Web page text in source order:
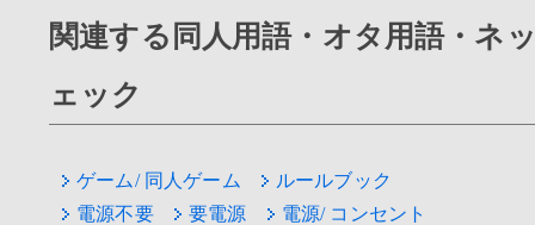
関連する同人用語・オタ用語・ネ
ェック
ゲーム/ 同人ゲーム
ルールブック
電源不要
要電源
電源/ コンセント